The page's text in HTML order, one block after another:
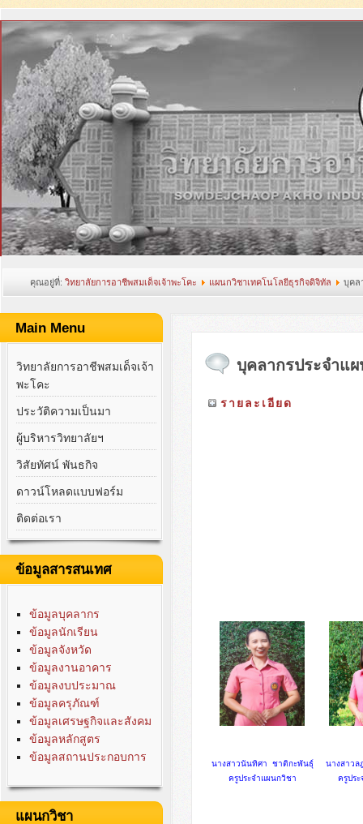
คุณอยู่ที่: วิทยาลัยการอาชีพสมเด็จเจ้าพะโคะ แผนกวิชาเทคโนโลยีธุรกิจดิจิทัล บุคล
Main Menu
วิทยาลัยการอาชีพสมเด็จเจ้า
พะโคะ
ประวัติความเป็นมา
ผู้บริหารวิทยาลัยฯ
วิสัยทัศน์ พันธกิจ
ดาวน์โหลดแบบฟอร์ม
ติดต่อเรา
ข้อมูลสารสนเทศ
ข้อมูลบุคลากร
ข้อมูลนักเรียน
ข้อมูลจังหวัด
ข้อมูลงานอาคาร
ข้อมูลงบประมาณ
ข้อมูลครุภัณฑ์
ข้อมูลเศรษฐกิจและสังคม
ข้อมูลหลักสูตร
ข้อมูลสถานประกอบการ
แผนกวิชา
บุคลากรประจำแ
รายละเอียด
นางสาวนันทิศา ชาติกะพันธุ์
ครูประจำแผนกวิชา
นางสาว
ครูปร